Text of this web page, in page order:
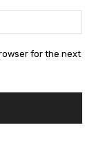
for the next